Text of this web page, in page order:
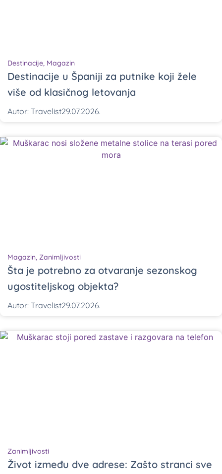
Destinacije, Magazin
Destinacije u Španiji za putnike koji žele
više od klasičnog letovanja
Autor: Travelist29.07.2026.
Magazin, Zanimljivosti
Šta je potrebno za otvaranje sezonskog
ugostiteljskog objekta?
Autor: Travelist29.07.2026.
Zanimljivosti
Život između dve adrese: Zašto stranci sve